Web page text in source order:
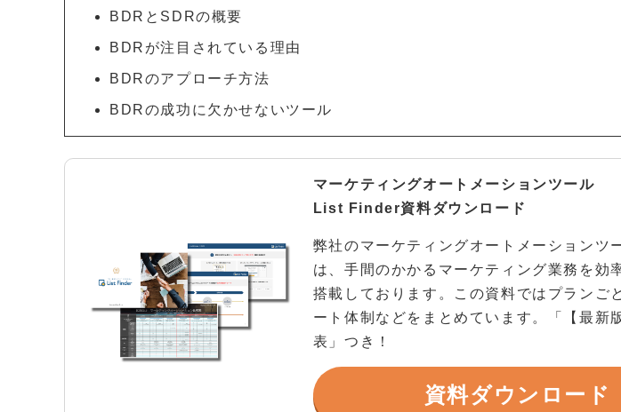
BDRとSDRの概要
BDRが注目されている理由
BDRのアプローチ方法
BDRの成功に欠かせないツール
マーケティングオートメーションツール
List Finder資料ダウンロード
弊社のマーケティングオートメーションツ
は、手間のかかるマーケティング業務を効
搭載しております。この資料ではプランご
ート体制などをまとめています。「【最新
表」つき！
資料ダウンロード